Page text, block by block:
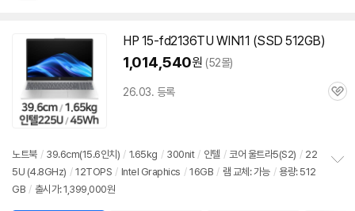
HP 15-fd2136TU WIN11 (SSD 512GB)
1,014,540원 (52몰)
26.03. 등록
관
노트북 / 39.6cm(15.6인치) / 1.65kg / 300nit / 인텔 / 코어 울트라5(S2) / 22
5U (4.8GHz) / 12TOPS / Intel Graphics / 16GB / 램 교체: 가능 / 용량: 512
GB / 출시가: 1,399,000원